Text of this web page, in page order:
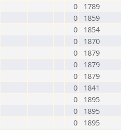
0
1789
0
1859
0
1854
0
1870
0
1879
0
1879
0
1879
0
1841
0
1895
0
1895
0 1895